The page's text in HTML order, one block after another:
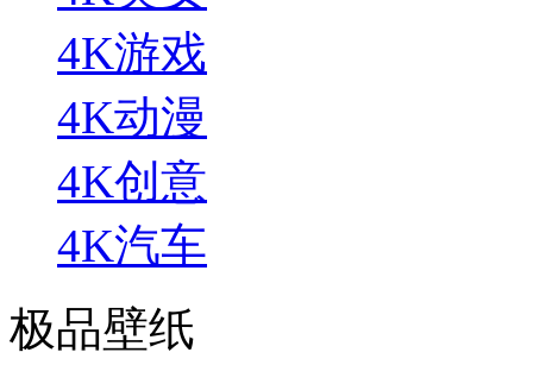
4K游戏
4K动漫
4K创意
4K汽车
极品壁纸